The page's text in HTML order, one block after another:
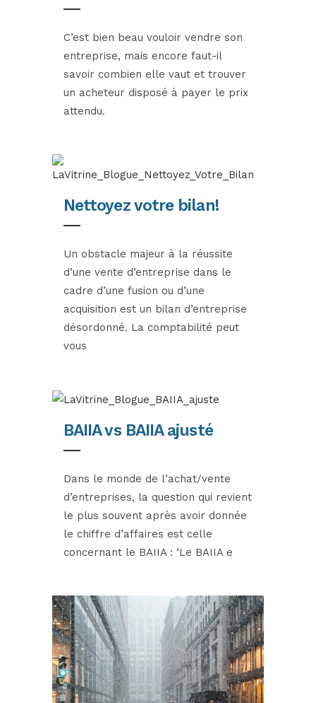
C’est bien beau vouloir vendre son
entreprise, mais encore faut-il
savoir combien elle vaut et trouver
un acheteur disposé à payer le prix
attendu.
Nettoyez votre bilan!
Un obstacle majeur à la réussite
d’une vente d’entreprise dans le
cadre d’une fusion ou d’une
acquisition est un bilan d’entreprise
désordonné. La comptabilité peut
vous
BAIIA vs BAIIA ajusté
Dans le monde de l’achat/vente
d’entreprises, la question qui revient
le plus souvent après avoir donnée
le chiffre d’affaires est celle
concernant le BAIIA : ‘Le BAIIA e